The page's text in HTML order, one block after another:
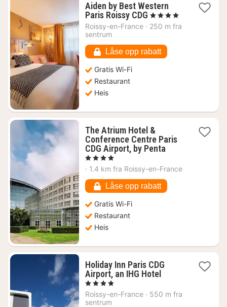
Aiden by Best Western
Paris Roissy CDG 1
natt
kr.
, 4 Stjerner
Roissy-en-France · 250 m fra
sentrum
Låse opp rabatt
Gratis Wi-Fi
Restaurant
Heis
The Atrium Hotel &
Conference Centre Paris
CDG Airport, by Penta1
fra
kr.
, 4 Stjerner
· 1.4 km fra Roissy-en-France
Låse opp rabatt
Gratis Wi-Fi
Restaurant
Heis
Holiday Inn Paris CDG
Airport, an IHG Hotel1
fra
, 4 Stjerner
Roissy-en-France · 550 m fra
sentrum